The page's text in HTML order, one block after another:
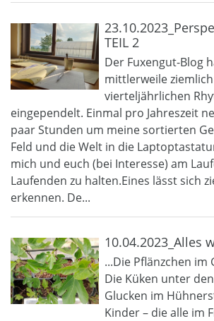
TEIL 2
Der Fuxengut-Blog
mittlerweile
vierteljährlichen
eingependelt. Einmal pro Jahreszeit
paar Stunden um meine sortierten
Feld und die Welt in die
mich und euch (bei Interesse) am
Laufenden zu halten.Eines lässt sich
erkennen. De...
10.04.2023_Alles
...Die Pflänzchen im
Die Küken unter
Glucken im
Kinder – die alle im